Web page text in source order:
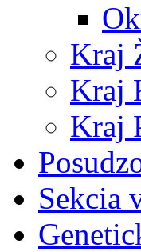
Kraj
Kraj
Kraj
Sekcia